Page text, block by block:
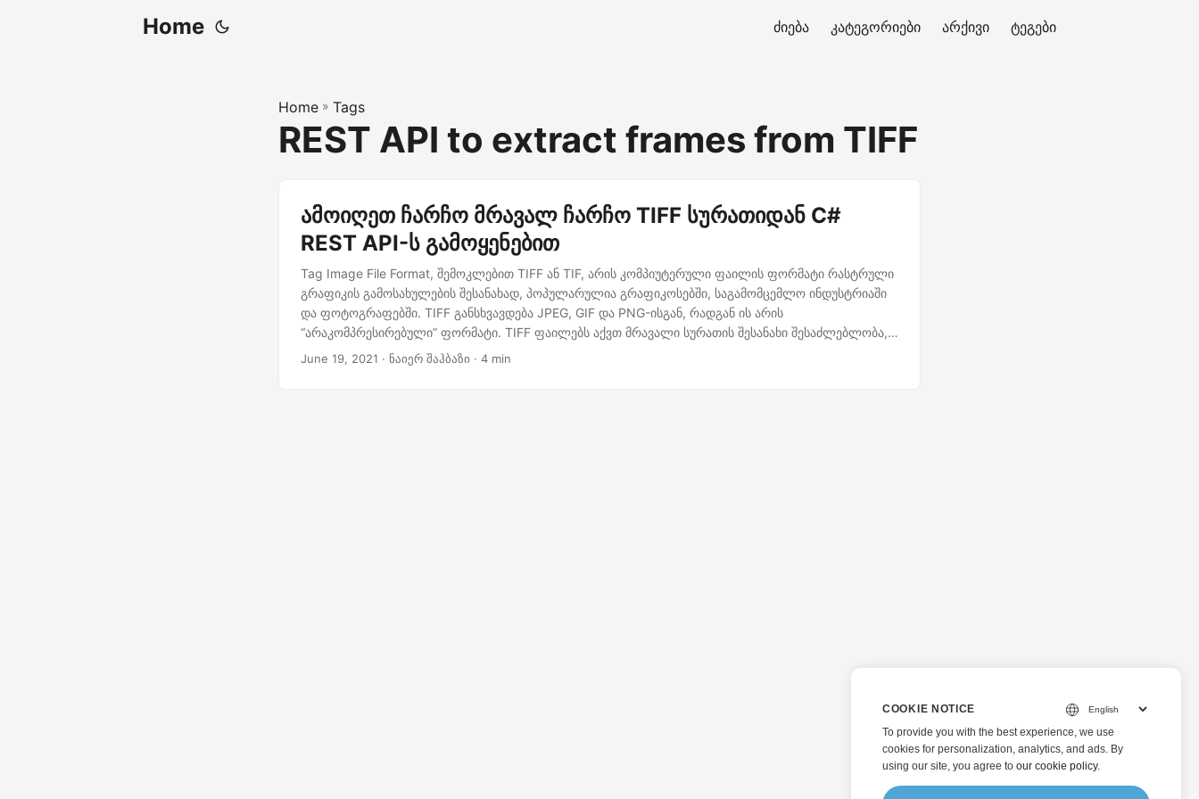
Home ძიება კატეგორიები არქივი ტეგები
Home » Tags
REST API to extract frames from TIFF
ამოიღეთ ჩარჩო მრავალ ჩარჩო TIFF სურათიდან C#
REST API-ს გამოყენებით
Tag Image File Format, შემოკლებით TIFF ან TIF, არის კომპიუტერული ფაილის ფორმატი რასტრული
გრაფიკის გამოსახულების შესანახად, პოპულარულია გრაფიკოსებში, საგამომცემლო ინდუსტრიაში
და ფოტოგრაფებში. TIFF განსხვავდება JPEG, GIF და PNG-ისგან, რადგან ის არის
“არაკომპრესირებული” ფორმატი. TIFF ფაილებს აქვთ მრავალი სურათის შესანახი შესაძლებლობა,
თითოეულს რამდენიმე არხი აქვს. როგორც წესი, ეს მრავალჯერადი გამოსახულება წარმოადგენს
June 19, 2021 · ნაიერ შაჰბაზი · 4 min
COOKIE NOTICE
To provide you with the best experience, we use
cookies for personalization, analytics, and ads. By
using our site, you agree to our cookie policy.